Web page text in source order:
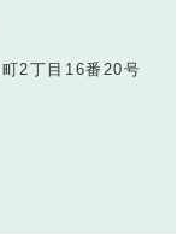
2丁目16番20号